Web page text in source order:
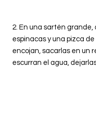
2. En una sartén
espinacas y una pizca
encojan, sacarlas en un
escurran el agua,